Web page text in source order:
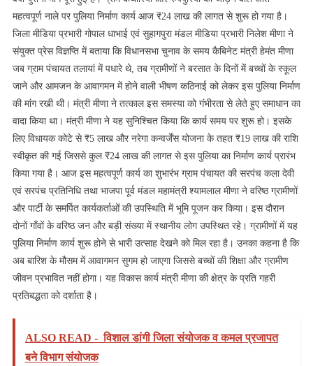
महत्वपूर्ण नाले पर पुलिया निर्माण कार्य आज ₹24 लाख की लागत से शुरू हो गया है।
जिला मीडिया प्रभारी गोपाल धाभाई एवं सुहागपुरा मंडल मीडिया प्रभारी निलेश मीणा ने
संयुक्त प्रेस विज्ञप्ति में बताया कि विधानसभा चुनाव के समय कैबिनेट मंत्री हेमंत मीणा
जब ग्राम पंचायत तलायां में पधारे थे, तब ग्रामीणों ने बरसात के दिनों में बच्चों के स्कूल
जाने और आमजन के आवागमन में होने वाली भीषण कठिनाई को लेकर इस पुलिया निर्माण
की मांग रखी थी। मंत्री मीणा ने तत्काल इस समस्या को गंभीरता से लेते हुए समाधान का
वादा किया था। मंत्री मीणा ने यह सुनिश्चित किया कि कार्य समय पर शुरू हो। इसके
लिए विधायक कोटे से ₹5 लाख और नरेगा कन्वर्जेंस योजना के तहत ₹19 लाख की राशि
स्वीकृत की गई जिससे कुल ₹24 लाख की लागत से इस पुलिया का निर्माण कार्य प्रारंभ
किया गया है। आज इस महत्वपूर्ण कार्य का शुभारंभ ग्राम पंचायत की सरपंच कला देवी
एवं सरपंच प्रतिनिधि तथा भाजपा पूर्व मंडल महामंत्री श्यामलाल मीणा ने वरिष्ठ ग्रामीणों
और पार्टी के समर्पित कार्यकर्ताओं की उपस्थिति में भूमि पूजन कर किया। इस दौरान
दोनों गाँवों के वरिष्ठ जन और बड़ी संख्या में स्थानीय लोग उपस्थित रहे। ग्रामीणों में यह
पुलिया निर्माण कार्य शुरू होने से भारी उत्साह देखने को मिल रहा है। उनका कहना है कि
अब बारिश के मौसम में आवागमन सुगम हो जाएगा जिससे बच्चों की शिक्षा और ग्रामीण
जीवन प्रभावित नहीं होगा। यह विकास कार्य मंत्री मीणा की क्षेत्र के प्रति गहरी
प्रतिबद्धता को दर्शाता है।
ALSO READ - विशाल डांगी जिला संयोजक व कमल प्रजापत
बने विभाग संयोजक